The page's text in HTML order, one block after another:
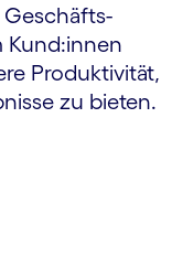
Geschäfts­
Kund:innen
Produktivität,
zu bieten.